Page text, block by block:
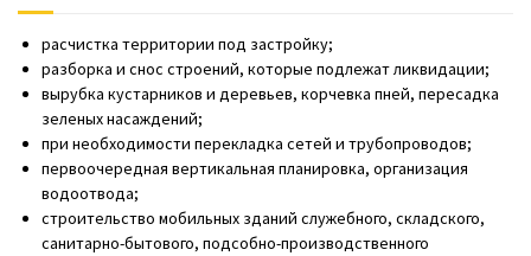
расчистка территории под застройку;
разборка и снос строений, которые подлежат ликвидации;
вырубка кустарников и деревьев, корчевка пней, пересадка
зеленых насаждений;
при необходимости перекладка сетей и трубопроводов;
первоочередная вертикальная планировка, организация
водоотвода;
строительство мобильных зданий служебного, складского,
санитарно-бытового, подсобно-производственного